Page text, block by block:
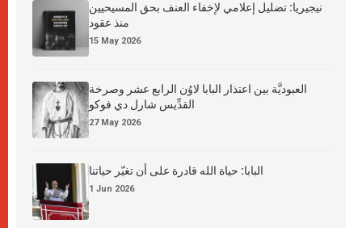
نيجيريا: تضليل إعلامي لإخفاء العنف بحق المسيحيين
منذ عقود
15 May 2026
العبوديَّة بين اعتذار البابا لاوُن الرابع عشر وصرخة
القدِّيس شارل دي فوكو
27 May 2026
البابا: حياة الله قادرة على أن تغيّر حياتنا
1 Jun 2026